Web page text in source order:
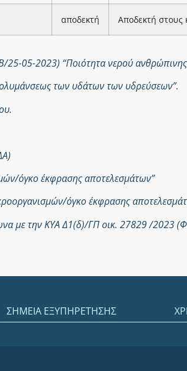
αποδεκτή Αποδεκτή στους
05-2023) “Ποιότητα νερού
των υδάτων των υδρεύσεων”.
όγκο έκφρασης αποτελεσμάτων”
όγκο έκφρασης
με την ΚΥΑ Δ1(δ)/ΓΠ οικ. 27829 /2023
ΣΗΜΕΙΑ ΕΞΥΠΗΡΕΤΗΣΗΣ